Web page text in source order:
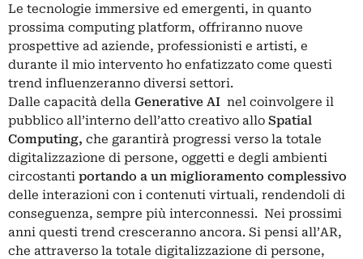
Le tecnologie immersive ed emergenti, in quanto
prossima computing platform, offriranno nuove
prospettive ad aziende, professionisti e artisti, e
durante il mio intervento ho enfatizzato come questi
trend influenzeranno diversi settori.
Dalle capacità della Generative AI nel coinvolgere il
pubblico all’interno dell’atto creativo allo Spatial
Computing, che garantirà progressi verso la totale
digitalizzazione di persone, oggetti e degli ambienti
circostanti portando a un miglioramento complessivo
delle interazioni con i contenuti virtuali, rendendoli di
conseguenza, sempre più interconnessi. Nei prossimi
anni questi trend cresceranno ancora. Si pensi all’AR,
che attraverso la totale digitalizzazione di persone,